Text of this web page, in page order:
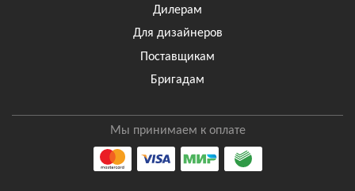
Дилерам
Для дизайнеров
Поставщикам
Бригадам
Мы принимаем к оплате